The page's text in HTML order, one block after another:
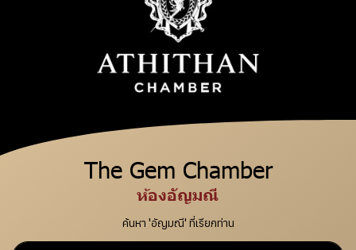
The Gem Chamber
ห้องอัญมณี
ค้นหา 'อัญมณี' ที่เรียกท่าน